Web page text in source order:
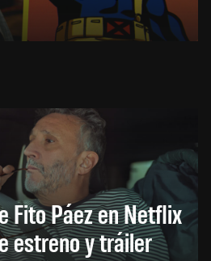
Fito Páez en Netflix
estreno y tráiler